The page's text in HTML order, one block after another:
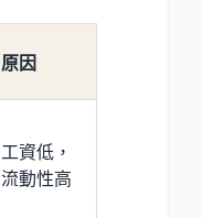
原因
工資低，
流動性高